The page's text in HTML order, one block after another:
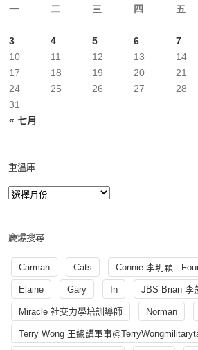
一
二 三 四 五
« 七月
3
4 5 6 7
10
11 12 13 14
17
18 19 20 21
24
25 26 27 28
31
重溫庫
慶爆搜尋
Carman Cats Connie 李玥穎 -
Elaine Gary In JBS Brian 李
Miracle 社交力學培訓導師 Norman
Terry Wong 王總講軍事